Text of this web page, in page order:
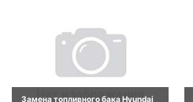
Замена топливного бака Hyundai